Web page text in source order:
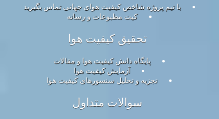
با تیم پروژه شاخص کیفیت هوای جهانی تماس بگیرید
کیت مطبوعات و رسانه
تحقیق کیفیت هوا
پایگاه دانش کیفیت هوا و مقالات
آزمایش کیفیت هوا
تجزیه و تحلیل سنسورهای کیفیت هوا
سوالات متداول